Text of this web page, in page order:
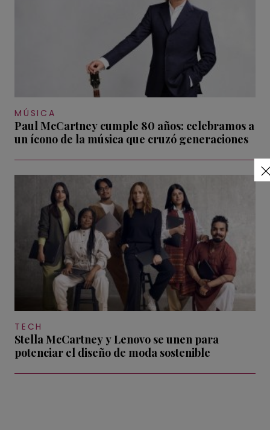
MÚSICA
Paul McCartney cumple 80 años: celebramos a
un ícono de la música que cruzó generaciones
TECH
Stella McCartney y Lenovo se unen para
potenciar el diseño de moda sostenible